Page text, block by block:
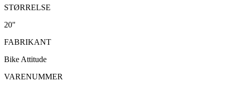
STØRRELSE
20"
FABRIKANT
Bike Attitude
VARENUMMER